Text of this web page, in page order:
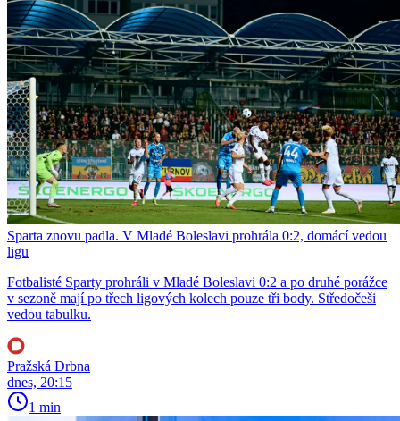
Sparta znovu padla. V Mladé Boleslavi prohrála 0:2, domácí vedou
ligu
Fotbalisté Sparty prohráli v Mladé Boleslavi 0:2 a po druhé porážce
v sezoně mají po třech ligových kolech pouze tři body. Středočeši
vedou tabulku.
Pražská Drbna
dnes, 20:15
1 min